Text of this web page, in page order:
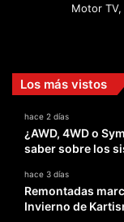
Motor
Los más vistos
hace 2 días
¿AWD, 4WD o
saber sobre los
hace 3 días
Remontadas
Invierno de